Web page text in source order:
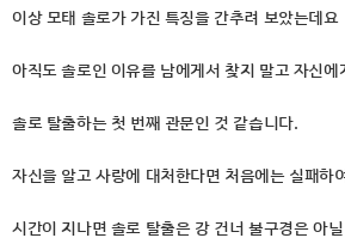
이상 모태 솔로가 가진 특징을 간추려 보았는데요
아직도 솔로인 이유를 남에게서 찾지 말고 자신
솔로 탈출하는 첫 번째 관문인 것 같습니다.
자신을 알고 사랑에 대처한다면 처음에는 실패하
시간이 지나면 솔로 탈출은 강 건너 불구경은 아